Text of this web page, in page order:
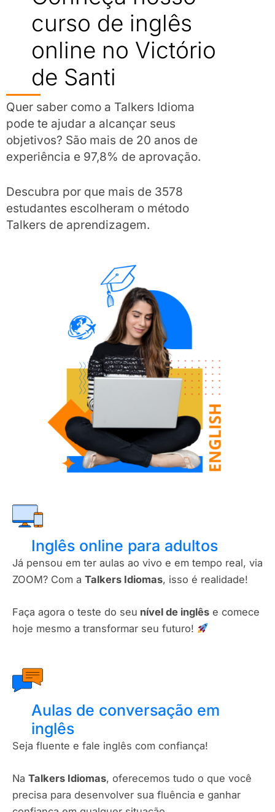
curso de inglês
online no Victório
de Santi
Quer saber como a Talkers Idioma
pode te ajudar a alcançar seus
objetivos? São mais de 20 anos de
experiência e 97,8% de aprovação.
Descubra por que mais de 3578
estudantes escolheram o método
Talkers de aprendizagem.
Inglês online para adultos
Já pensou em ter aulas ao vivo e em tempo real, via
ZOOM? Com a Talkers Idiomas, isso é realidade!
Faça agora o teste do seu nível de inglês e comece
hoje mesmo a transformar seu futuro!
Aulas de conversação em
inglês
Seja fluente e fale inglês com confiança!
Na Talkers Idiomas, oferecemos tudo o que você
precisa para desenvolver sua fluência e ganhar